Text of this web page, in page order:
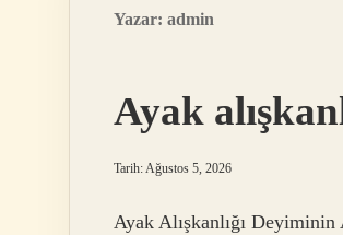
Yazar: admin
Ayak
Tarih: Ağustos 5, 2026
Ayak Alışkanlığı